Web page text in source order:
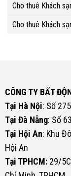
Cho thuê Khách
Cho thuê Khách
CÔNG TY BẤT
Tại Hà Nội: Số
Tại Đà Nẵng: Số
Tại Hội An: Khu
Hội An
Tại TPHCM:29/5C